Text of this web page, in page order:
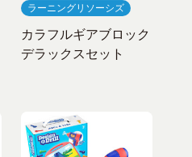
ラーニングリソーシズ
カラフルギアブロック
デラックスセット